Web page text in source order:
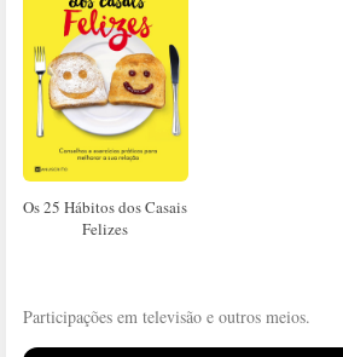
Os 25 Hábitos dos Casais
Felizes
Participações em televisão e outros meios.